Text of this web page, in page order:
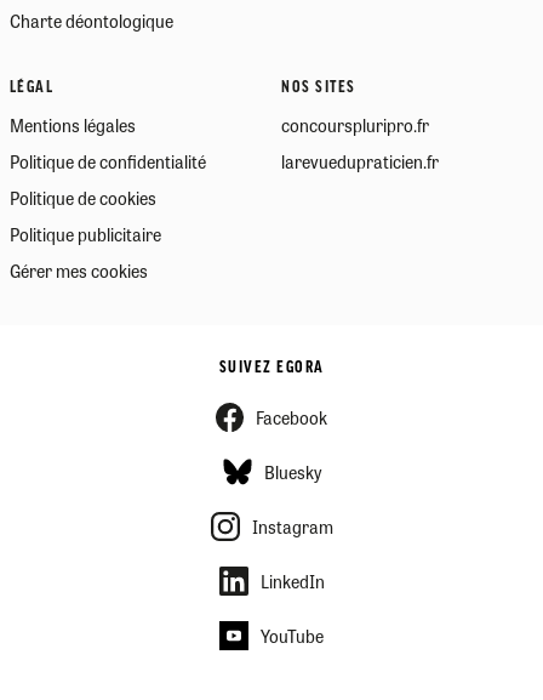
Charte déontologique
LÉGAL
Mentions légales
Politique de confidentialité
Politique de cookies
Politique publicitaire
Gérer mes cookies
NOS SITES
concourspluripro.fr
larevuedupraticien.fr
SUIVEZ EGORA
Facebook
Bluesky
Instagram
LinkedIn
YouTube